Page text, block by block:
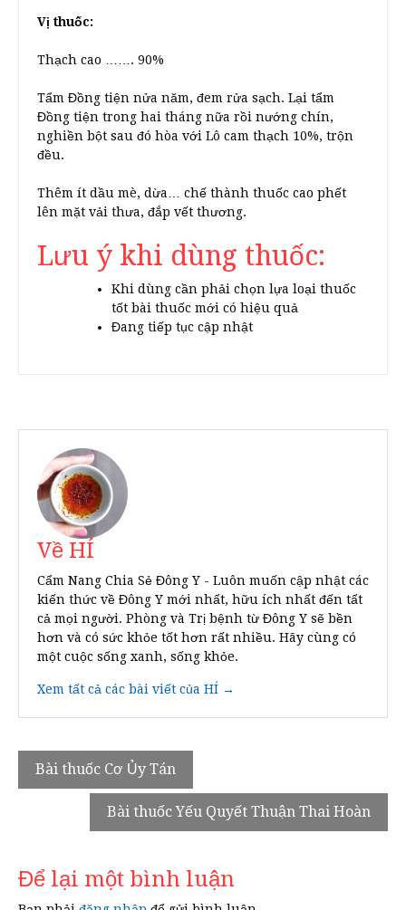
Vị thuốc:
Thạch cao ……. 90%
Tẩm Đồng tiện nửa năm, đem rửa sạch. Lại tẩm
Đồng tiện trong hai tháng nữa rồi nướng chín,
nghiền bột sau đó hòa với Lô cam thạch 10%, trộn
đều.
Thêm ít dầu mè, dừa… chế thành thuốc cao phết
lên mặt vải thưa, đắp vết thương.
Lưu ý khi dùng thuốc:
Khi dùng cần phải chọn lựa loại thuốc
tốt bài thuốc mới có hiệu quả
Đang tiếp tục cập nhật
Về HÍ
Cẩm Nang Chia Sẻ Đông Y - Luôn muốn cập nhật các
kiến thức về Đông Y mới nhất, hữu ích nhất đến tất
cả mọi người. Phòng và Trị bệnh từ Đông Y sẽ bền
hơn và có sức khỏe tốt hơn rất nhiều. Hãy cùng có
một cuộc sống xanh, sống khỏe.
Xem tất cả các bài viết của HÍ →
Điều
hướng
Bài thuốc Cơ Ủy Tán
Bài thuốc Yếu Quyết Thuận Thai Hoàn
Để lại một bình luận